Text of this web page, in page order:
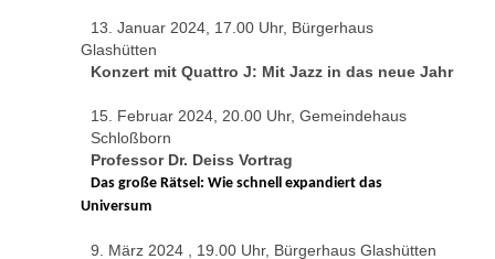
13. Januar 2024, 17.00 Uhr, Bürgerhaus
Glashütten
Konzert mit Quattro J: Mit Jazz in das neue Jahr
15. Februar 2024, 20.00 Uhr, Gemeindehaus
Schloßborn
Professor Dr. Deiss Vortrag
Das große Rätsel: Wie schnell expandiert das
Universum
9. März 2024 , 19.00 Uhr, Bürgerhaus Glashütten